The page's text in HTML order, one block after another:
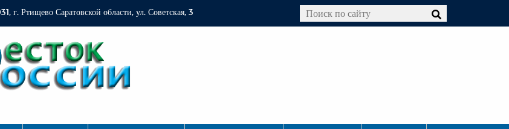
г. Ртищево Саратовской области, ул. Советская, 3